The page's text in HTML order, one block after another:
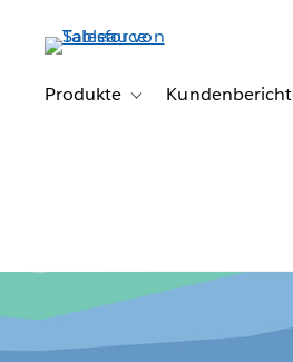
Produkte
Toggle sub-navigation